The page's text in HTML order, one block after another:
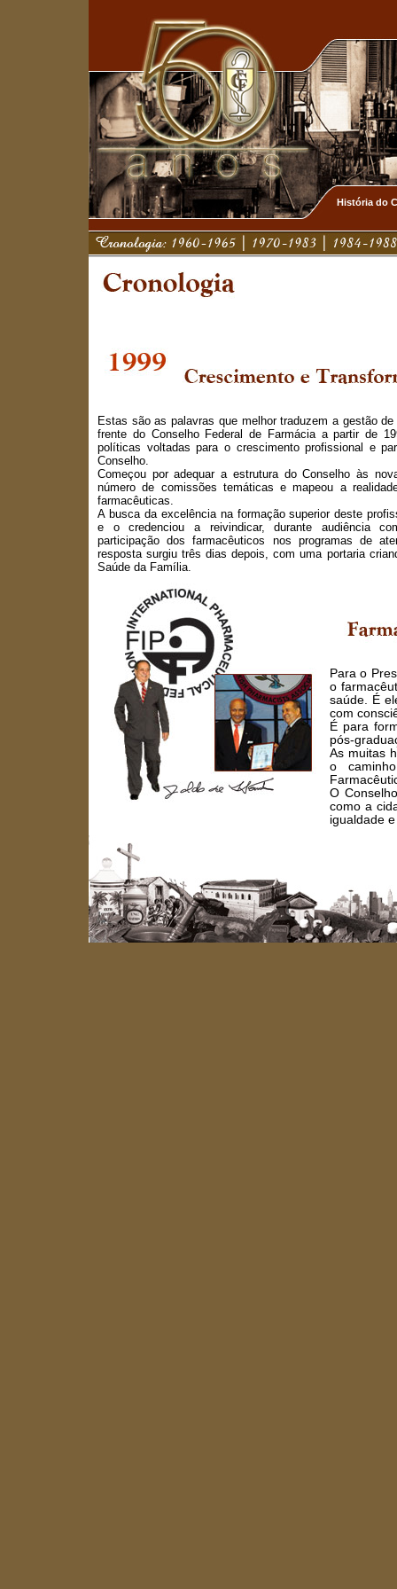
História do
Estas são as palavras que melhor traduzem a gestão
frente do Conselho Federal de Farmácia a partir de
políticas voltadas para o crescimento profissional e
Conselho.
Começou por adequar a estrutura do Conselho às
número de comissões temáticas e mapeou a
farmacêuticas.
A busca da excelência na formação superior deste
e o credenciou a reivindicar, durante audiência
participação dos farmacêuticos nos programas de
resposta surgiu três dias depois, com uma portaria
Saúde da Família.
Para o
o
saúde. É
com
É para
pós-
As muitas
o
O
como a
igualdade